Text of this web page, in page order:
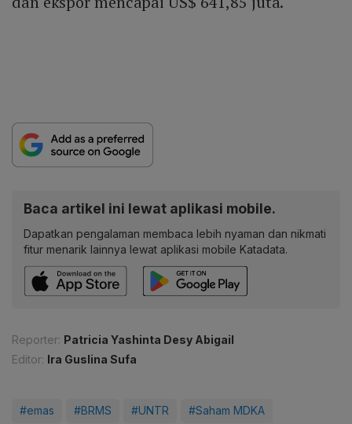
Baca artikel ini lewat aplikasi mobile.
Dapatkan pengalaman membaca lebih nyaman dan nikmati
fitur menarik lainnya lewat aplikasi mobile Katadata.
Reporter: Patricia Yashinta Desy Abigail
Editor: Ira Guslina Sufa
#emas #BRMS #UNTR #Saham MDKA